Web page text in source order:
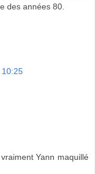
des années 80.
10:25
Yann maquillé